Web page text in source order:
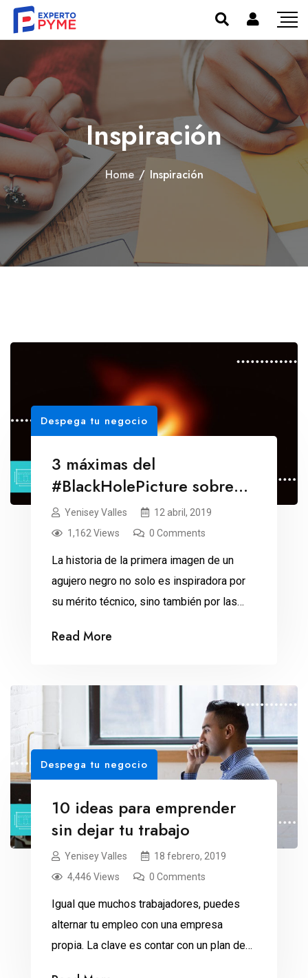
Inspiración
Home / Inspiración
Despega tu negocio
3 máximas del
#BlackHolePicture sobre
colaboración
Yenisey Valles
12 abril, 2019
1,162 Views
0 Comments
La historia de la primera imagen de un
agujero negro no solo es inspiradora por
su mérito técnico, sino también por las
ser aplicadas al mundo de los negocios.
Read More
Despega tu negocio
10 ideas para emprender
sin dejar tu trabajo
Yenisey Valles
18 febrero, 2019
4,446 Views
0 Comments
Igual que muchos trabajadores, puedes
alternar tu empleo con una empresa
propia. La clave es contar con un plan de